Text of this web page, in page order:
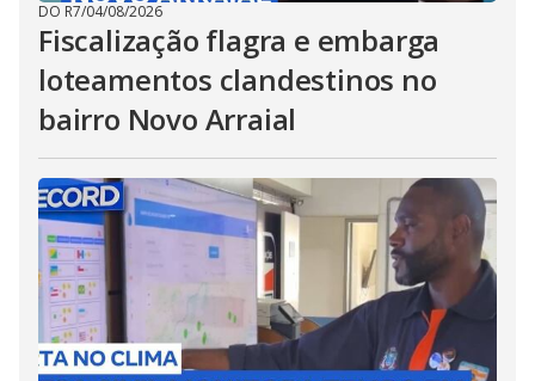
DO R7/04/08/2026
Fiscalização flagra e embarga
loteamentos clandestinos no
bairro Novo Arraial